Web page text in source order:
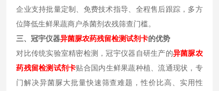
企业支持批量定制、免费技术指导、全程售后跟踪，多方
位降低生鲜果蔬商户杀菌剂农残筛查门槛。
三、冠宇仪器异菌脲农药残留检测试剂卡的优势
对比传统实验室精密检测，冠宇仪器自研生产的异菌脲农
药残留检测试剂卡贴合国内生鲜果蔬种植、流通现状，专
门解决异菌脲大批量快速筛查难题，性价比高、实用性